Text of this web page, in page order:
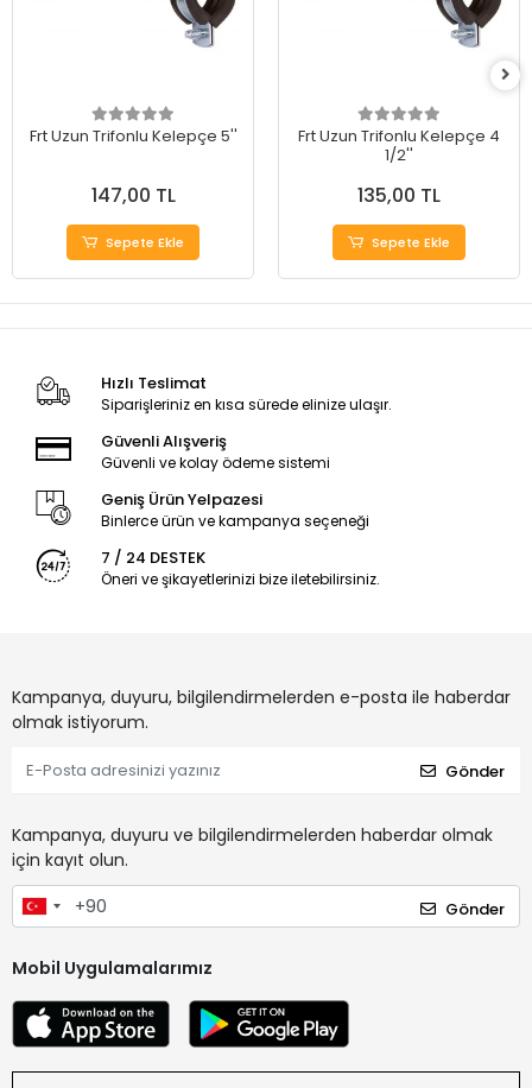
Frt Uzun Trifonlu Kelepçe 5''
147,00 TL
Sepete Ekle
Frt Uzun Trifonlu Kelepçe 4
1/2''
135,00 TL
Sepete Ekle
Hızlı Teslimat
Siparişleriniz en kısa sürede elinize ulaşır.
Güvenli Alışveriş
Güvenli ve kolay ödeme sistemi
Geniş Ürün Yelpazesi
Binlerce ürün ve kampanya seçeneği
7 / 24 DESTEK
Öneri ve şikayetlerinizi bize iletebilirsiniz.
Kampanya, duyuru, bilgilendirmelerden e-posta ile haberdar
olmak istiyorum.
Gönder
Kampanya, duyuru ve bilgilendirmelerden haberdar olmak
için kayıt olun.
Gönder
Mobil Uygulamalarımız